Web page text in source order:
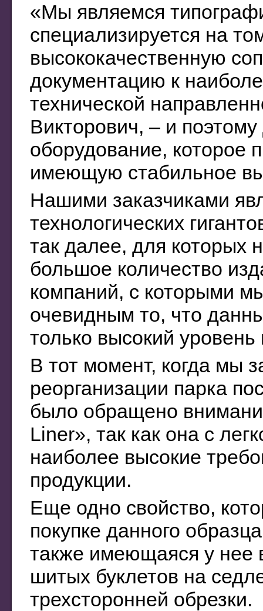
«Мы являемся
специализируется на
высококачественную
документацию к
технической
Викторович, – и
оборудование, которое
имеющую стабильное
Нашими заказчиками
технологических
так далее, для которых
большое количество
компаний, с которыми
очевидным то, что
только высокий
В тот момент, когда мы
реорганизации парка
было обращено
Liner», так как она с
наиболее высокие
продукции.
Еще одно свойство,
покупке данного
также имеющаяся у нее
шитых буклетов на
трехсторонней обрезки.